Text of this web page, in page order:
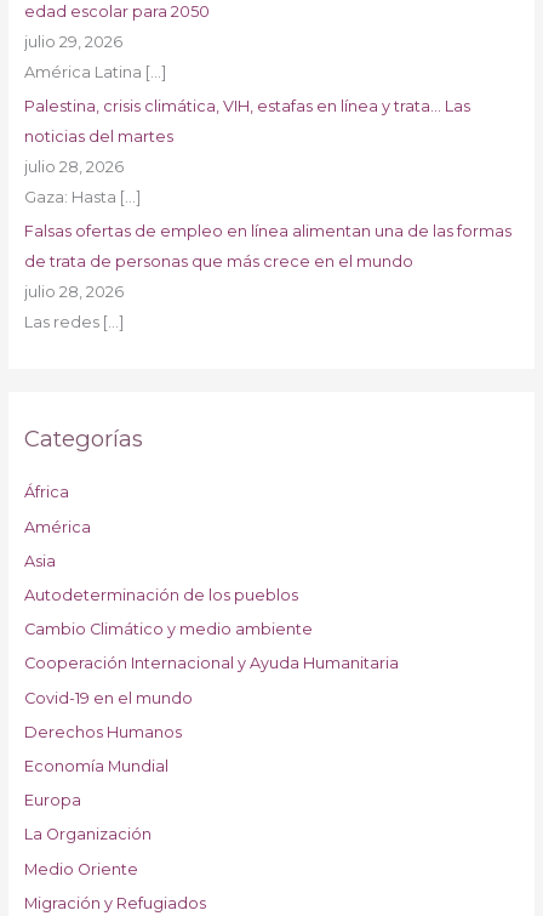
edad escolar para 2050
julio 29, 2026
América Latina […]
Palestina, crisis climática, VIH, estafas en línea y trata… Las
noticias del martes
julio 28, 2026
Gaza: Hasta […]
Falsas ofertas de empleo en línea alimentan una de las formas
de trata de personas que más crece en el mundo
julio 28, 2026
Las redes […]
Categorías
África
América
Asia
Autodeterminación de los pueblos
Cambio Climático y medio ambiente
Cooperación Internacional y Ayuda Humanitaria
Covid-19 en el mundo
Derechos Humanos
Economía Mundial
Europa
La Organización
Medio Oriente
Migración y Refugiados